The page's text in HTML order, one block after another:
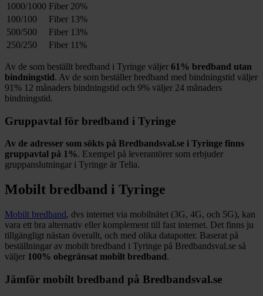
1000/1000 Fiber 20%
100/100
Fiber 13%
500/500
Fiber 13%
250/250
Fiber 11%
Av de som beställt bredband i Tyringe väljer 61% bredband utan
bindningstid. Av de som beställer bredband med bindningstid väljer
91% 12 månaders bindningstid och 9% väljer 24 månaders
bindningstid.
Gruppavtal för bredband i Tyringe
Av de adresser som sökts på Bredbandsval.se i Tyringe finns
gruppavtal på 1%. Exempel på leverantörer som erbjuder
gruppanslutningar i Tyringe är Telia.
Mobilt bredband i Tyringe
Mobilt bredband, dvs internet via mobilnätet (3G, 4G, och 5G), kan
vara ett bra alternativ eller komplement till fast internet. Det finns ju
tillgängligt nästan överallt, och med olika datapotter. Baserat på
beställningar av mobilt bredband i Tyringe på Bredbandsval.se så
väljer 100% obegränsat mobilt bredband.
Jämför mobilt bredband på Bredbandsval.se